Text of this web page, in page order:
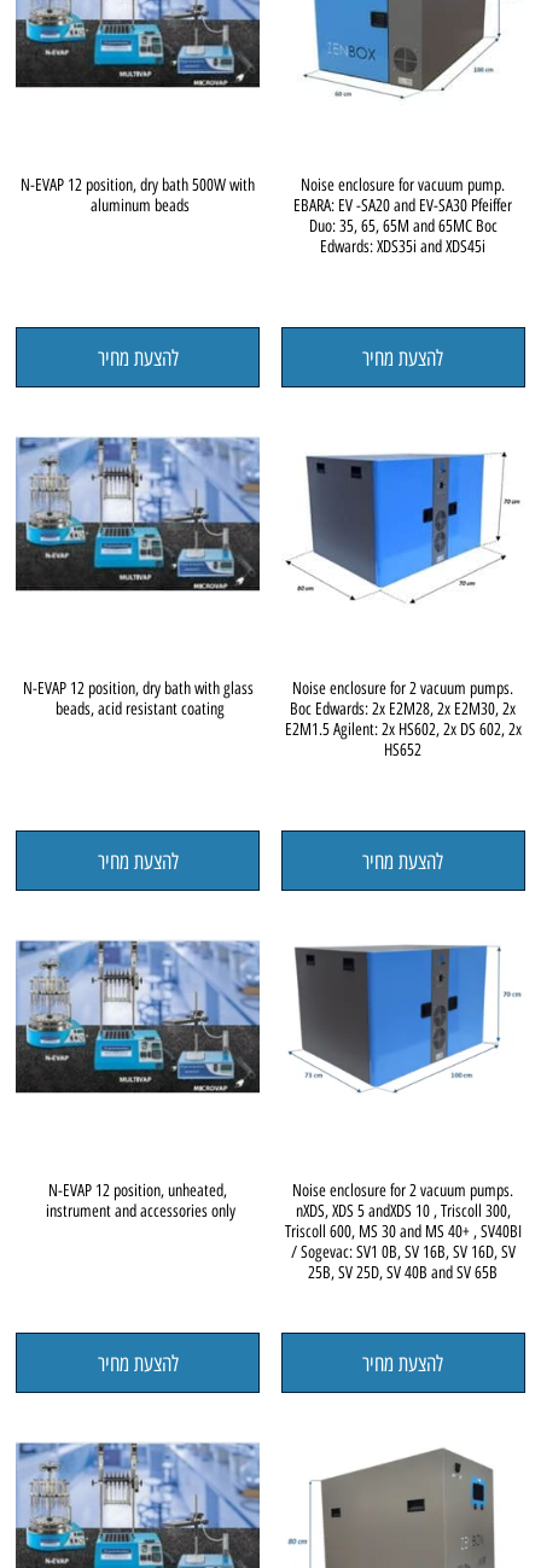
Noise enclosure for vacuum pump.
EBARA: EV -SA20 and EV-SA30 Pfeiffer
Duo: 35, 65, 65M and 65MC Boc
Edwards: XDS35i and XDS45i
להצעת מחיר
N-EVAP 12 position, dry bath 500W with
aluminum beads
להצעת מחיר
Noise enclosure for 2 vacuum pumps.
Boc Edwards: 2x E2M28, 2x E2M30, 2x
E2M1.5 Agilent: 2x HS602, 2x DS 602, 2x
HS652
להצעת מחיר
N-EVAP 12 position, dry bath with glass
beads, acid resistant coating
להצעת מחיר
Noise enclosure for 2 vacuum pumps.
nXDS, XDS 5 andXDS 10 , Triscoll 300,
Triscoll 600, MS 30 and MS 40+ , SV40BI
/ Sogevac: SV1 0B, SV 16B, SV 16D, SV
25B, SV 25D, SV 40B and SV 65B
להצעת מחיר
N-EVAP 12 position, unheated,
instrument and accessories only
להצעת מחיר